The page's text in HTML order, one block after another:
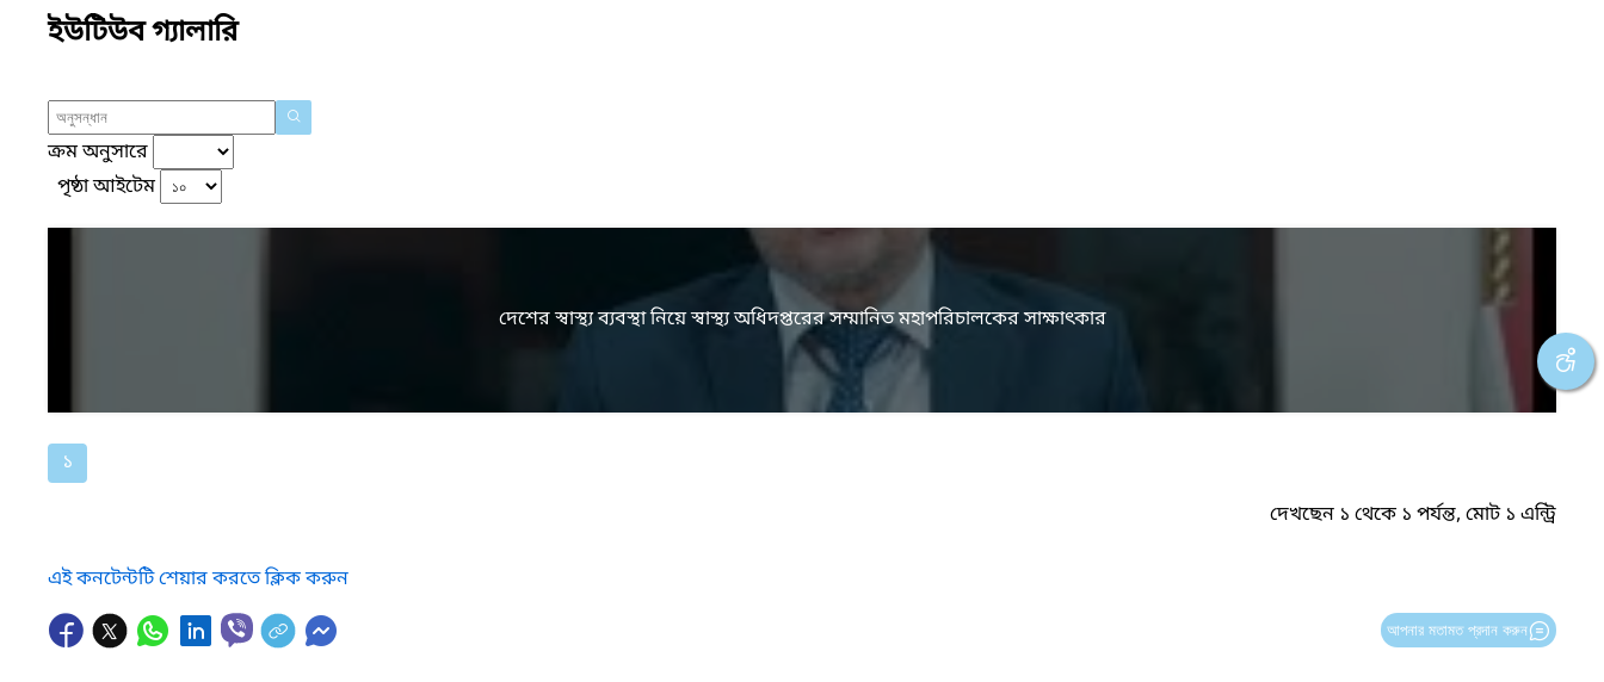
ইউটিউব গ্যালারি
ক্রম অনুসারে
পৃষ্ঠা আইটেম
দেশের স্বাস্থ্য ব্যবস্থা নিয়ে স্বাস্থ্য অধিদপ্তরের সম্মানিত মহাপরিচালকের সাক্ষাৎকার
১
দেখছেন ১ থেকে ১ পর্যন্ত, মোট ১ এন্ট্রি
এই কনটেন্টটি শেয়ার করতে ক্লিক করুন
আপনার মতামত প্রদান করুন